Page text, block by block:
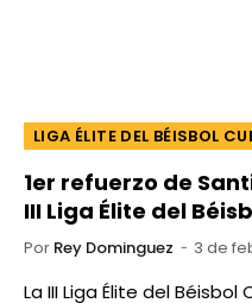
LIGA ÉLITE DEL BÉISBOL
1er refuerzo de
III Liga Élite del
Por Rey Dominguez 3 de
La III Liga Élite del